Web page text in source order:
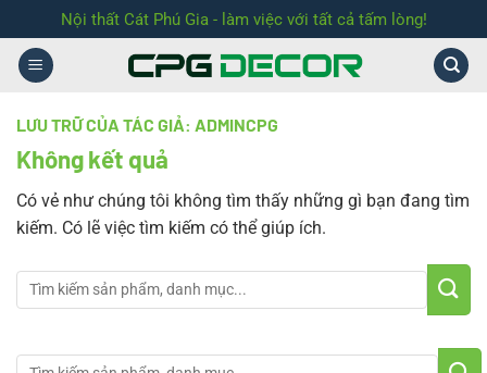
đến
nội
Nội thất Cát Phú Gia - làm việc với tất cả tấm lòng!
LƯU TRỮ CỦA TÁC GIẢ: ADMINCPG
Không kết quả
Có vẻ như chúng tôi không tìm thấy những gì bạn đang tìm
kiếm. Có lẽ việc tìm kiếm có thể giúp ích.